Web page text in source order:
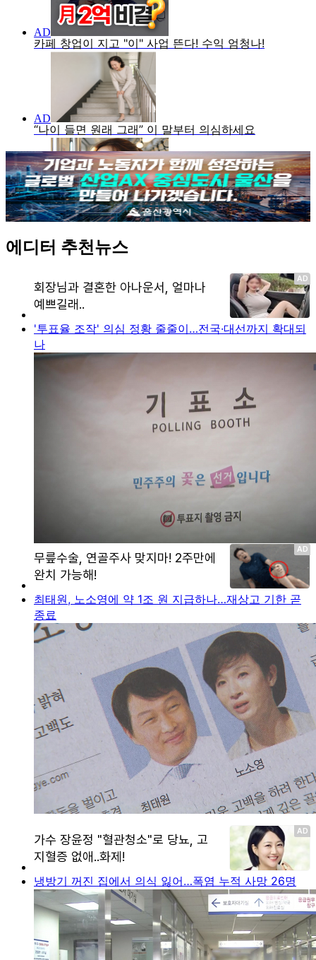
에디터 추천뉴스
'투표율 조작' 의심 정황 줄줄이…전국·대선까지 확대되
나
최태원, 노소영에 약 1조 원 지급하나…재상고 기한 곧
종료
냉방기 꺼진 집에서 의식 잃어…폭염 누적 사망 26명